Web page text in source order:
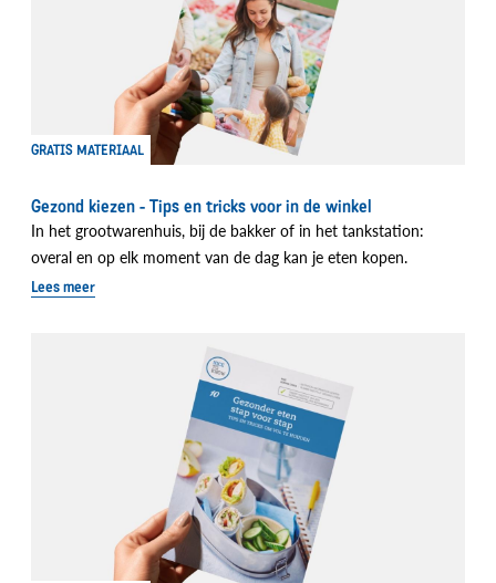
GRATIS MATERIAAL
Gezond kiezen - Tips en tricks voor in de winkel
In het grootwarenhuis, bij de bakker of in het tankstation:
overal en op elk moment van de dag kan je eten kopen.
Lees meer